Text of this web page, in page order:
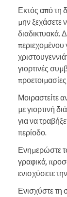
Εκτός από τη
μην ξεχάσετε
διαδικτυακά.
περιεχομένου
γιορτινές
Μοιραστείτε
με γιορτινή
για να
περίοδο.
Ενημερώστε
γραφικά,
ενισχύσετε
Ενισχύστε τη